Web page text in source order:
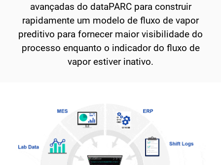
avançadas do dataPARC para construir
rapidamente um modelo de fluxo de vapor
preditivo para fornecer maior visibilidade do
processo enquanto o indicador do fluxo de
vapor estiver inativo.